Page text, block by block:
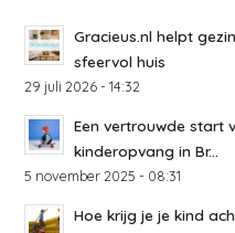
Gracieus.nl helpt
sfeervol huis
29 juli 2026 - 14:32
Een vertrouwde start
kinderopvang in Br...
5 november 2025 - 08:31
Hoe krijg je je kind